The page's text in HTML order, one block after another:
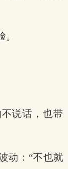
说话，也带
动：“不也就